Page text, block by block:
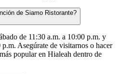
de Siamo Ristorante?
de 11:30 a.m. a 10:00 p.m. y
Asegúrate de visitarnos o hacer
popular en Hialeah dentro de